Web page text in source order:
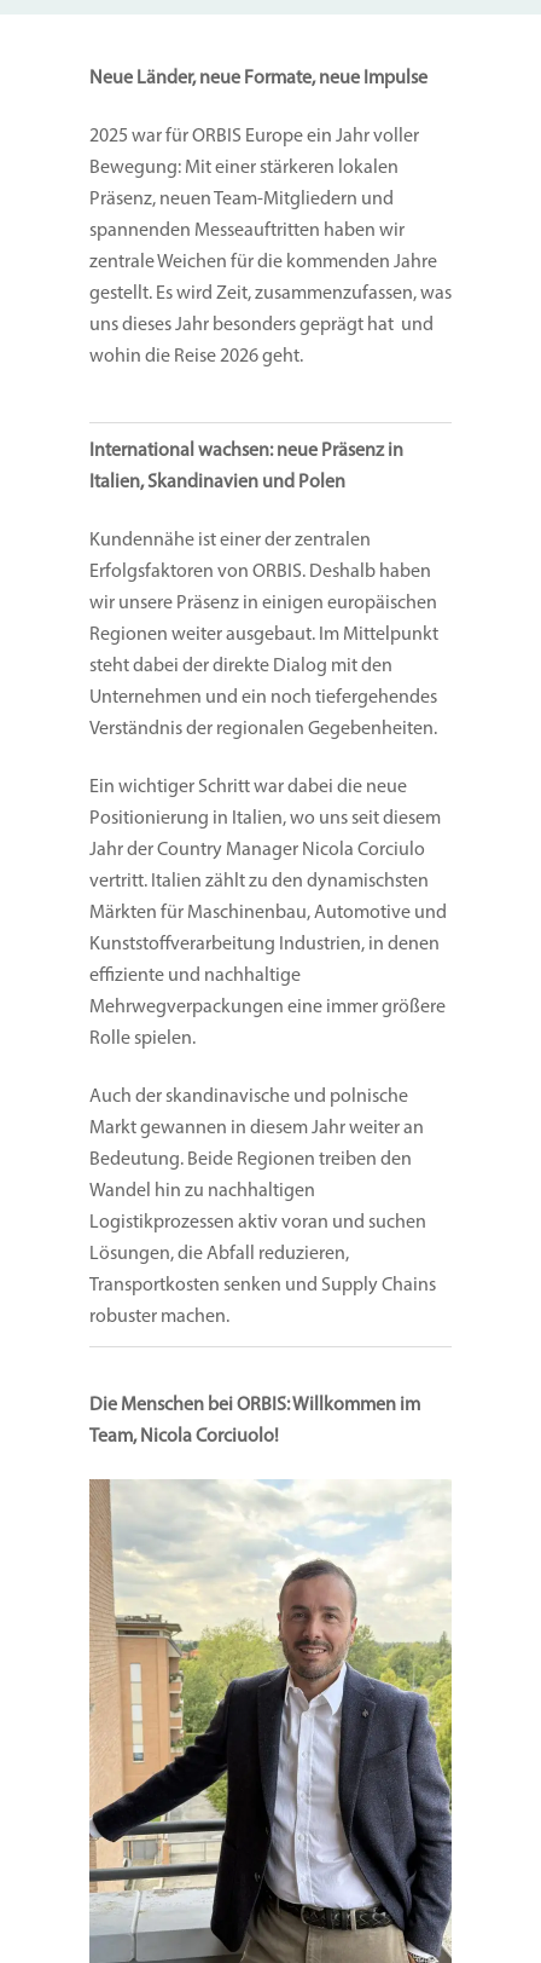
Neue Länder, neue Formate, neue Impulse
2025 war für ORBIS Europe ein Jahr voller
Bewegung: Mit einer stärkeren lokalen
Präsenz, neuen Team-Mitgliedern und
spannenden Messeauftritten haben wir
zentrale Weichen für die kommenden Jahre
gestellt. Es wird Zeit, zusammenzufassen, was
uns dieses Jahr besonders geprägt hat und
wohin die Reise 2026 geht.
International wachsen: neue Präsenz in
Italien, Skandinavien und Polen
Kundennähe ist einer der zentralen
Erfolgsfaktoren von ORBIS. Deshalb haben
wir unsere Präsenz in einigen europäischen
Regionen weiter ausgebaut. Im Mittelpunkt
steht dabei der direkte Dialog mit den
Unternehmen und ein noch tiefergehendes
Verständnis der regionalen Gegebenheiten.
Ein wichtiger Schritt war dabei die neue
Positionierung in Italien, wo uns seit diesem
Jahr der Country Manager Nicola Corciulo
vertritt. Italien zählt zu den dynamischsten
Märkten für Maschinenbau, Automotive und
Kunststoffverarbeitung Industrien, in denen
effiziente und nachhaltige
Mehrwegverpackungen eine immer größere
Rolle spielen.
Auch der skandinavische und polnische
Markt gewannen in diesem Jahr weiter an
Bedeutung. Beide Regionen treiben den
Wandel hin zu nachhaltigen
Logistikprozessen aktiv voran und suchen
Lösungen, die Abfall reduzieren,
Transportkosten senken und Supply Chains
robuster machen.
Die Menschen bei ORBIS: Willkommen im
Team, Nicola Corciuolo!